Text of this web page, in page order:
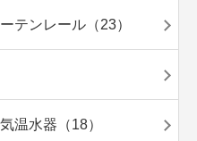
テンレール（23）
温水器（18）